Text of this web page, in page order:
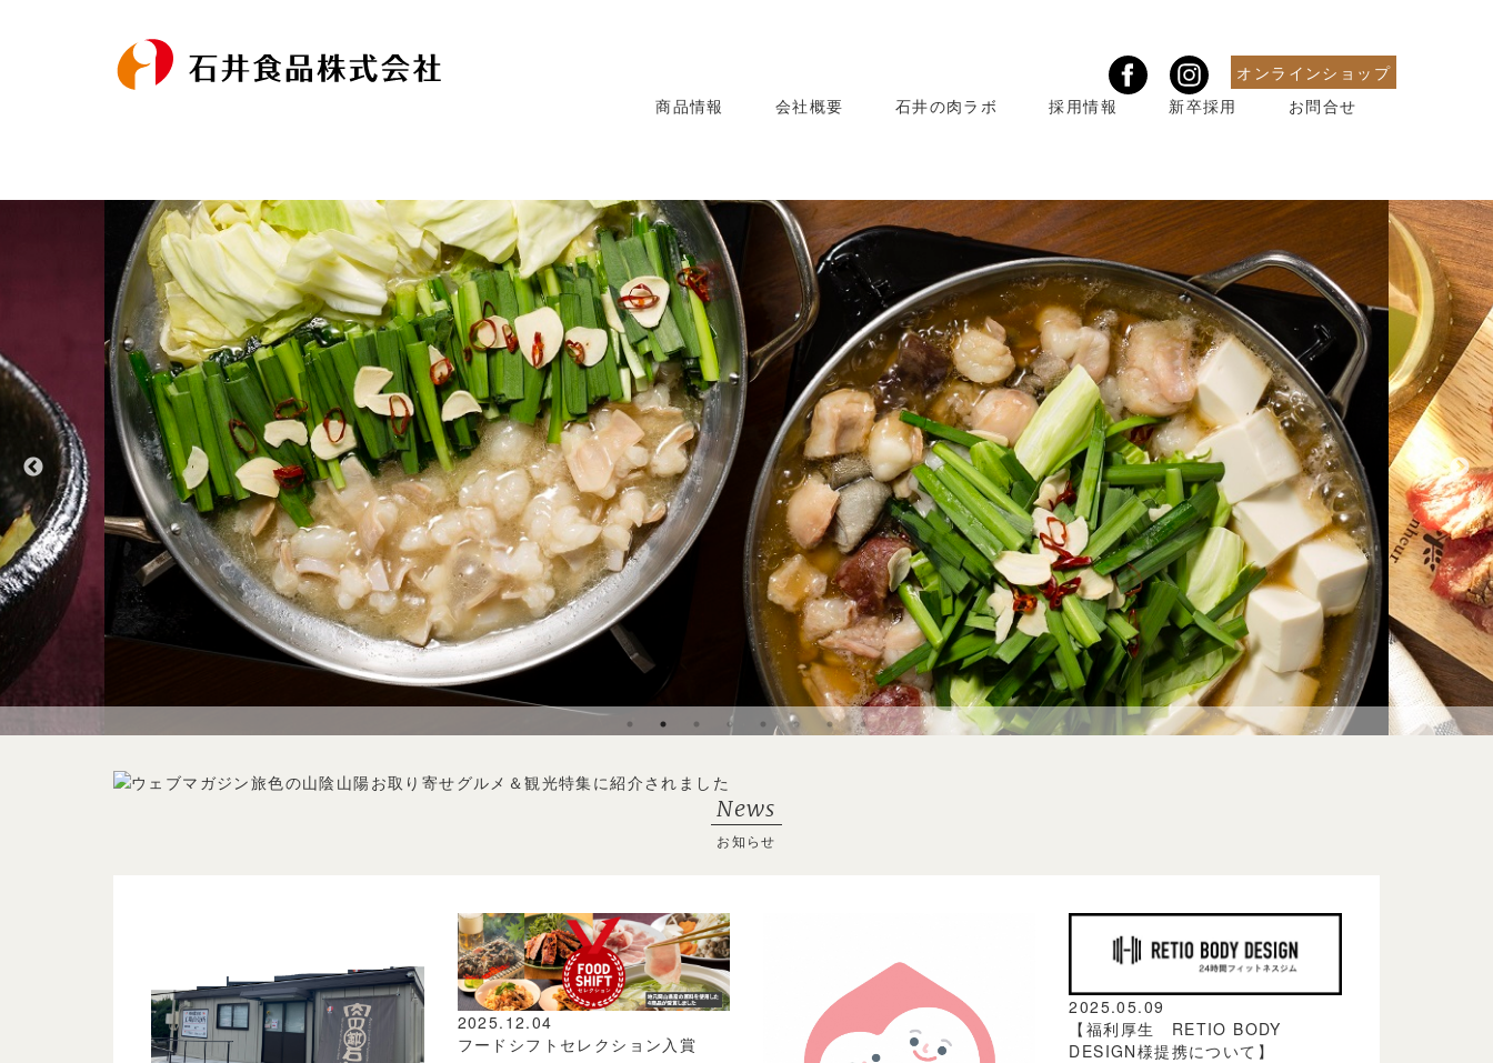
オンラインショップ
商品情報
会社概要 石井の肉ラボ 採用情報 新卒採用 お問合せ
News
お知らせ
2025.12.04
フードシフトセレクション入賞
2025.05.09
【福利厚生 RETIO BODY
DESIGN様提携について】